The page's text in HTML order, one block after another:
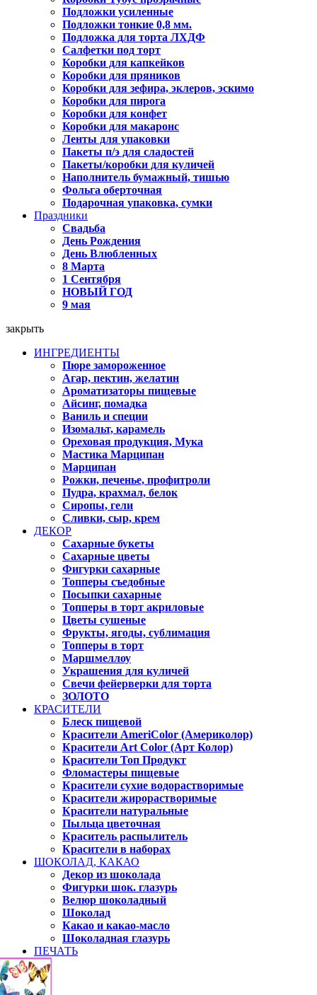
Подложки усиленные
Подложки тонкие 0,8 мм.
Подложка для торта ЛХДФ
Салфетки под торт
Коробки для капкейков
Коробки для пряников
Коробки для зефира, эклеров, эскимо
Коробки для пирога
Коробки для конфет
Коробки для макаронс
Ленты для упаковки
Пакеты п/э для сладостей
Пакеты/коробки для куличей
Наполнитель бумажный, тишью
Фольга оберточная
Подарочная упаковка, сумки
Праздники
Свадьба
День Рождения
День Влюбленных
8 Марта
1 Сентября
НОВЫЙ ГОД
9 мая
закрыть
ИНГРЕДИЕНТЫ
Пюре замороженное
Агар, пектин, желатин
Ароматизаторы пищевые
Айсинг, помадка
Ваниль и специи
Изомальт, карамель
Ореховая продукция, Мука
Мастика Марципан
Марципан
Рожки, печенье, профитроли
Пудра, крахмал, белок
Сиропы, гели
Сливки, сыр, крем
ДЕКОР
Сахарные букеты
Сахарные цветы
Фигурки сахарные
Топперы съедобные
Посыпки сахарные
Топперы в торт акриловые
Цветы сушеные
Фрукты, ягоды, сублимация
Топперы в торт
Маршмеллоу
Украшения для куличей
Свечи фейерверки для торта
ЗОЛОТО
КРАСИТЕЛИ
Блеск пищевой
Красители AmeriColor (Америколор)
Красители Art Color (Арт Колор)
Красители Топ Продукт
Фломастеры пищевые
Красители сухие водорастворимые
Красители жирорастворимые
Красители натуральные
Пыльца цветочная
Краситель распылитель
Красители в наборах
ШОКОЛАД, КАКАО
Декор из шоколада
Фигурки шок. глазурь
Велюр шоколадный
Шоколад
Какао и какао-масло
Шоколадная глазурь
ПЕЧАТЬ